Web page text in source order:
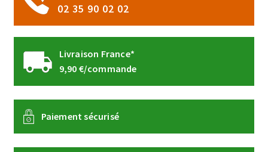
02 35 90 02 02
Livraison France*
9,90 €/commande
Paiement sécurisé